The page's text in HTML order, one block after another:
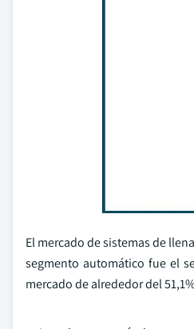
El mercado de sistemas de
segmento automático fue el
mercado de alrededor del